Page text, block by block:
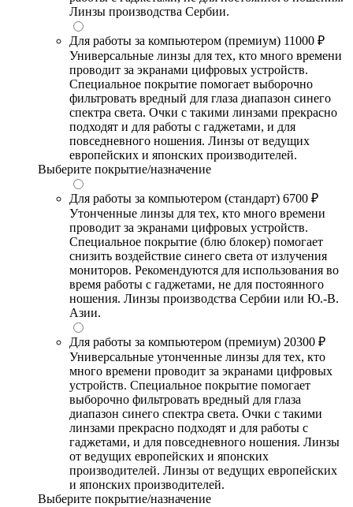
Линзы производства Сербии.
Для работы за компьютером (премиум) 11000 ₽
Универсальные линзы для тех, кто много времени
проводит за экранами цифровых устройств.
Специальное покрытие помогает выборочно
фильтровать вредный для глаза диапазон синего
спектра света. Очки с такими линзами прекрасно
подходят и для работы с гаджетами, и для
повседневного ношения. Линзы от ведущих
европейских и японских производителей.
Выберите покрытие/назначение
Для работы за компьютером (стандарт) 6700 ₽
Утонченные линзы для тех, кто много времени
проводит за экранами цифровых устройств.
Специальное покрытие (блю блокер) помогает
снизить воздействие синего света от излучения
мониторов. Рекомендуются для использования во
время работы с гаджетами, не для постоянного
ношения. Линзы производства Сербии или Ю.-В.
Азии.
Для работы за компьютером (премиум) 20300 ₽
Универсальные утонченные линзы для тех, кто
много времени проводит за экранами цифровых
устройств. Специальное покрытие помогает
выборочно фильтровать вредный для глаза
диапазон синего спектра света. Очки с такими
линзами прекрасно подходят и для работы с
гаджетами, и для повседневного ношения. Линзы
от ведущих европейских и японских
производителей. Линзы от ведущих европейских
и японских производителей.
Выберите покрытие/назначение